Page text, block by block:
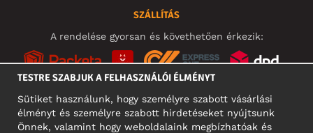
SZÁLLÍTÁS
A rendelése gyorsan és követhetően érkezik:
KÖZÖSSÉGI MÉDIA
TESTRE SZABJUK A FELHASZNÁLÓI ÉLMÉNYT
Sütiket használunk, hogy személyre szabott vásárlási
élményt és személyre szabott hirdetéseket nyújtsunk
Önnek, valamint hogy weboldalaink megbízhatóak és